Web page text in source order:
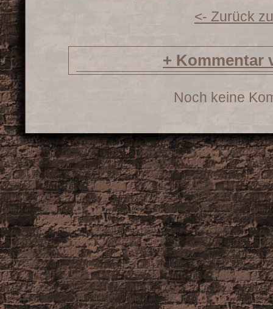
<- Zurück
+ Kommentar
Noch keine